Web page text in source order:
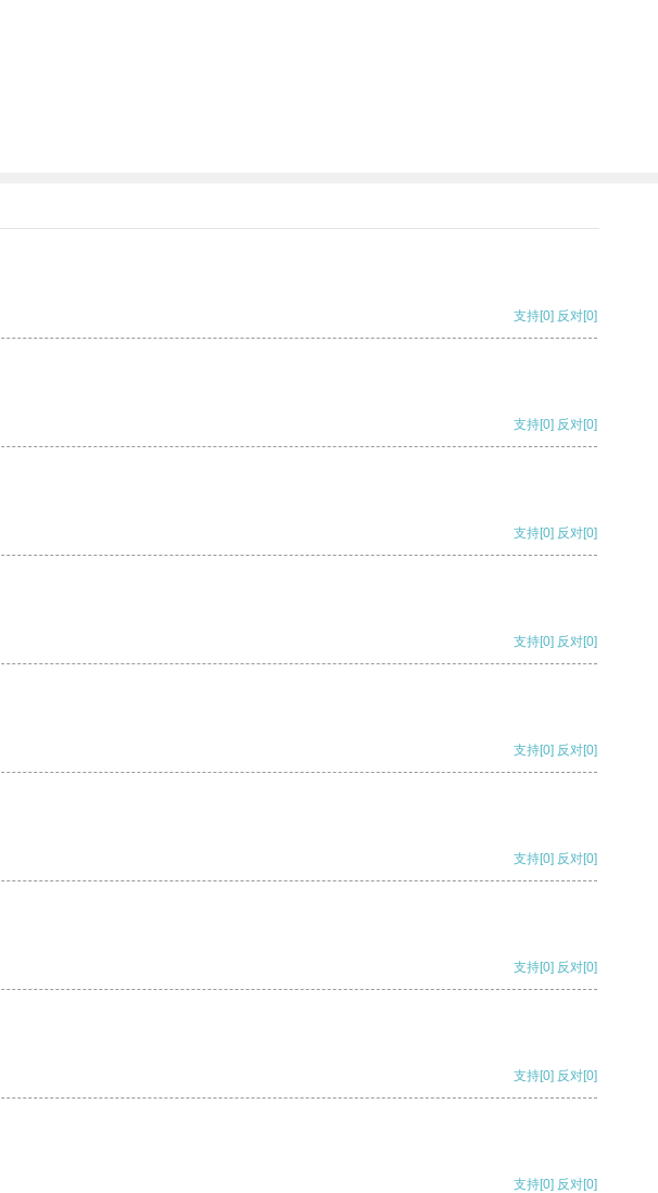
支持[0] 反对[0]
支持[0] 反对[0]
支持[0] 反对[0]
支持[0] 反对[0]
支持[0] 反对[0]
支持[0] 反对[0]
支持[0] 反对[0]
支持[0] 反对[0]
支持[0] 反对[0]